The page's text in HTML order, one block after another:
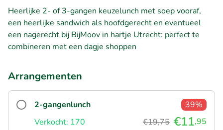
Heerlijke 2- of 3-gangen keuzelunch met soep vooraf,
een heerlijke sandwich als hoofdgerecht en eventueel
een nagerecht bij BijMoov in hartje Utrecht: perfect te
combineren met een dagje shoppen
Arrangementen
2-gangenlunch
39%
Verkocht: 170
€19,75 €11,95